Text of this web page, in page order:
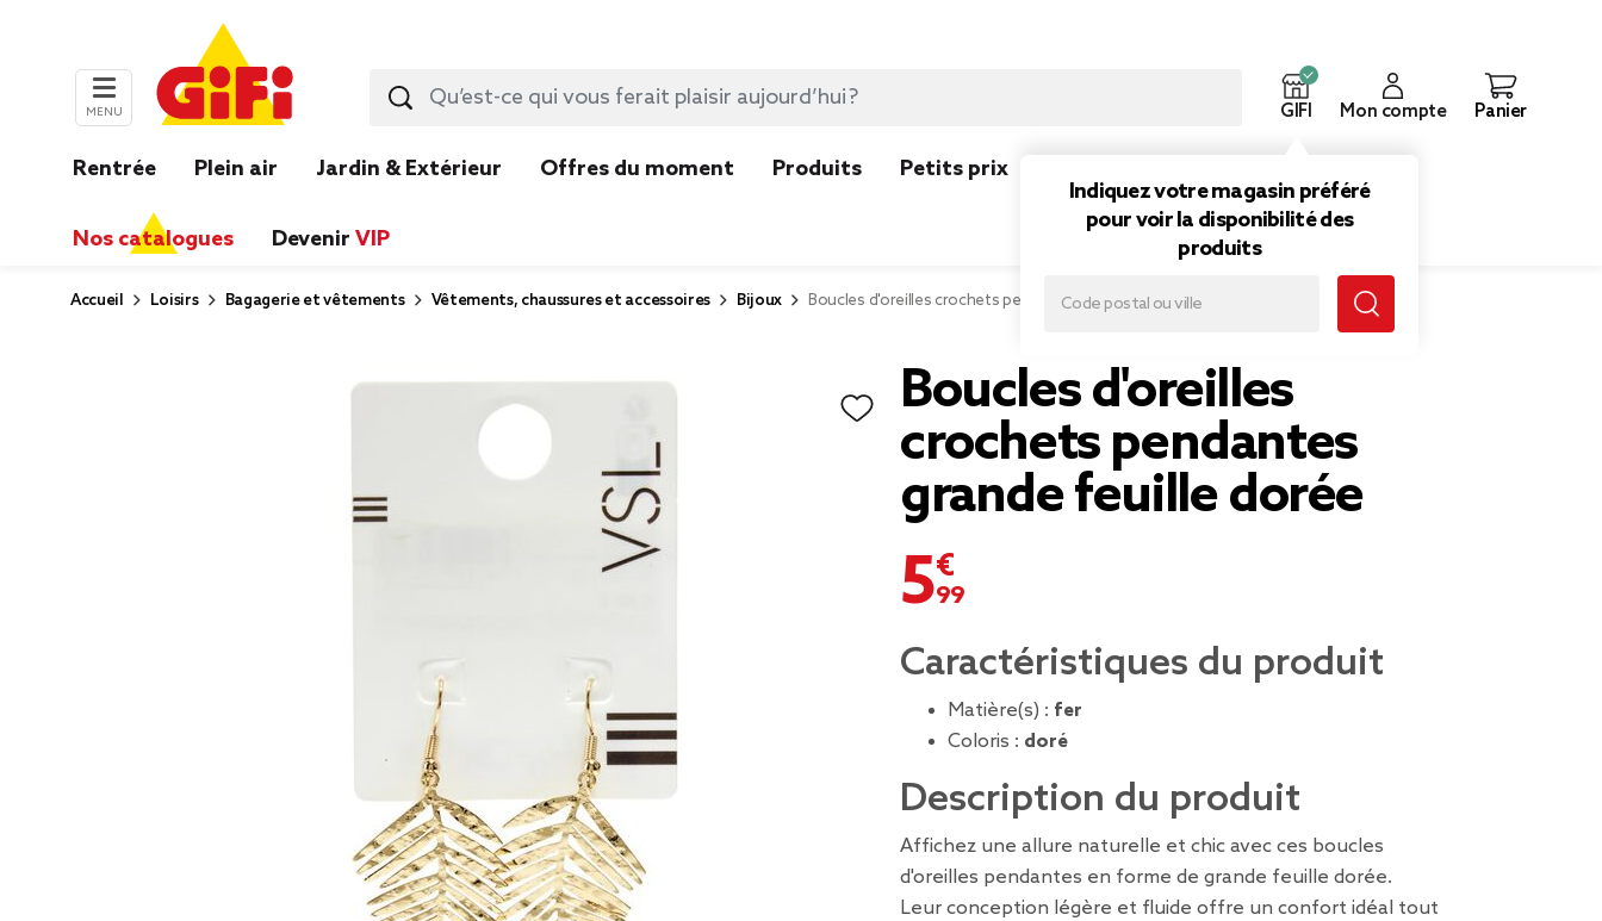
MENU GIFI
Indiquez votre magasin préféré
pour voir la disponibilité des
produits
Mon compte Panier
Rentrée Plein air Jardin & Extérieur Offres du moment Produits Petits prix
Nos catalogues Devenir VIP
Accueil Loisirs Bagagerie et vêtements Vêtements, chaussures et accessoires Bijoux Boucles d'oreilles crochets pendantes grande feuille dorée
Boucles d'oreilles
crochets pendantes
grande feuille dorée
5,99 €
Caractéristiques du produit
Matière(s) : fer
Coloris : doré
Description du produit
Affichez une allure naturelle et chic avec ces boucles
d'oreilles pendantes en forme de grande feuille dorée.
Leur conception légère et fluide offre un confort idéal tout